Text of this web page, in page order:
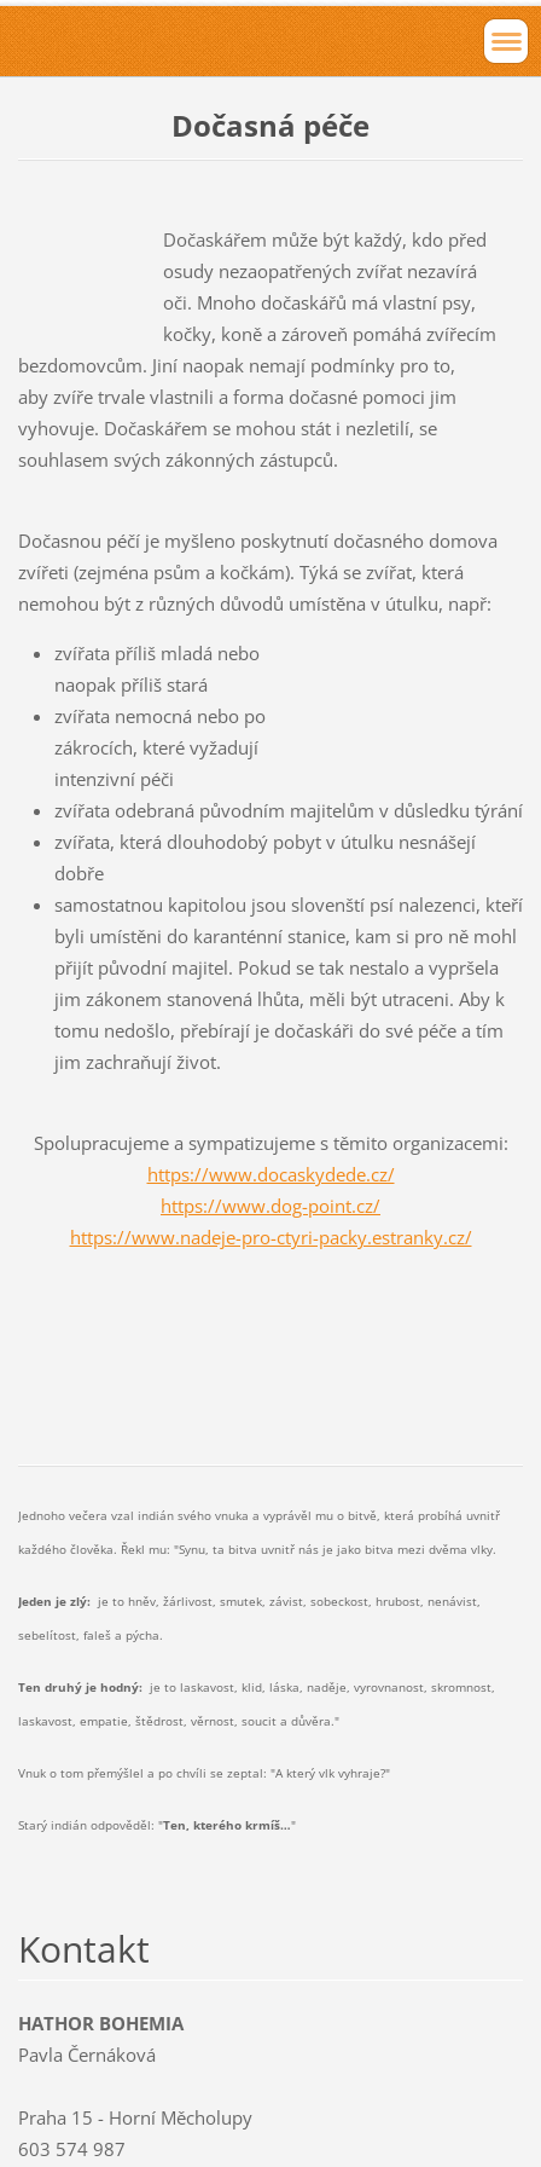
Dočasná péče
Dočaskářem může být každý, kdo před
osudy nezaopatřených zvířat nezavírá
oči. Mnoho dočaskářů má vlastní psy,
kočky, koně a zároveň pomáhá zvířecím
bezdomovcům. Jiní naopak nemají podmínky pro to,
aby zvíře trvale vlastnili a forma dočasné pomoci jim
vyhovuje. Dočaskářem se mohou stát i nezletilí, se
souhlasem svých zákonných zástupců.
Dočasnou péčí je myšleno poskytnutí dočasného domova
zvířeti (zejména psům a kočkám). Týká se zvířat, která
nemohou být z různých důvodů umístěna v útulku, např:
zvířata příliš mladá nebo
naopak příliš stará
zvířata nemocná nebo po
zákrocích, které vyžadují
intenzivní péči
zvířata odebraná původním majitelům v důsledku týrání
zvířata, která dlouhodobý pobyt v útulku nesnášejí
dobře
samostatnou kapitolou jsou slovenští psí nalezenci, kteří
byli umístěni do karanténní stanice, kam si pro ně mohl
přijít původní majitel. Pokud se tak nestalo a vypršela
jim zákonem stanovená lhůta, měli být utraceni. Aby k
tomu nedošlo, přebírají je dočaskáři do své péče a tím
jim zachraňují život.
Spolupracujeme a sympatizujeme s těmito organizacemi:
https://www.docaskydede.cz/
https://www.dog-point.cz/
https://www.nadeje-pro-ctyri-packy.estranky.cz/
Jednoho večera vzal indián svého vnuka a vyprávěl mu o bitvě, která probíhá uvnitř
každého člověka. Řekl mu: "Synu, ta bitva uvnitř nás je jako bitva mezi dvěma vlky.
Jeden je zlý:je to hněv, žárlivost, smutek, závist, sobeckost, hrubost, nenávist,
sebelítost, faleš a pýcha.
Ten druhý je hodný: je to laskavost, klid, láska, naděje, vyrovnanost, skromnost,
laskavost, empatie, štědrost, věrnost, soucit a důvěra."
Vnuk o tom přemýšlel a po chvíli se zeptal: "A který vlk vyhraje?"
Starý indián odpověděl: "Ten, kterého krmíš…"
Kontakt
HATHOR BOHEMIA
Pavla Černáková
Praha 15 - Horní Měcholupy
603 574 987